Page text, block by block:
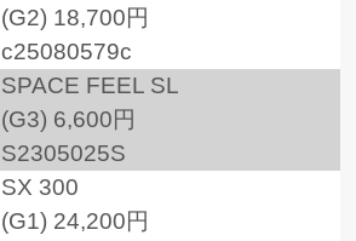
(G2) 18,700円
c25080579c
SPACE FEEL SL
(G3) 6,600円
S2305025S
SX 300
(G1) 24,200円